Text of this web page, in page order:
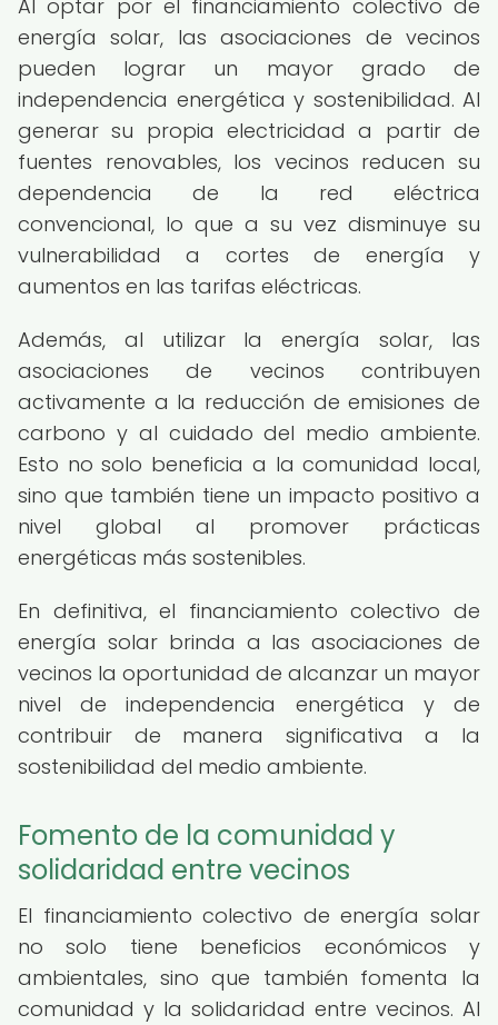
Al optar por el financiamiento colectivo de
energía solar, las asociaciones de vecinos
pueden lograr un mayor grado de
independencia energética y sostenibilidad. Al
generar su propia electricidad a partir de
fuentes renovables, los vecinos reducen su
dependencia de la red eléctrica
convencional, lo que a su vez disminuye su
vulnerabilidad a cortes de energía y
aumentos en las tarifas eléctricas.
Además, al utilizar la energía solar, las
asociaciones de vecinos contribuyen
activamente a la reducción de emisiones de
carbono y al cuidado del medio ambiente.
Esto no solo beneficia a la comunidad local,
sino que también tiene un impacto positivo a
nivel global al promover prácticas
energéticas más sostenibles.
En definitiva, el financiamiento colectivo de
energía solar brinda a las asociaciones de
vecinos la oportunidad de alcanzar un mayor
nivel de independencia energética y de
contribuir de manera significativa a la
sostenibilidad del medio ambiente.
Fomento de la comunidad y
solidaridad entre vecinos
El financiamiento colectivo de energía solar
no solo tiene beneficios económicos y
ambientales, sino que también fomenta la
comunidad y la solidaridad entre vecinos. Al